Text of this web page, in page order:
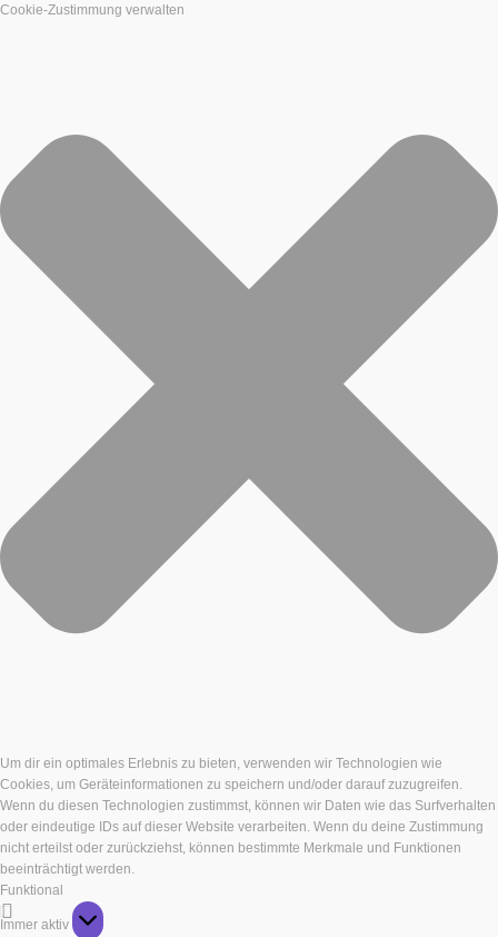
Cookie-Zustimmung verwalten
Um dir ein optimales Erlebnis zu bieten, verwenden wir Technologien wie
Cookies, um Geräteinformationen zu speichern und/oder darauf zuzugreifen.
Wenn du diesen Technologien zustimmst, können wir Daten wie das Surfverhalten
oder eindeutige IDs auf dieser Website verarbeiten. Wenn du deine Zustimmung
nicht erteilst oder zurückziehst, können bestimmte Merkmale und Funktionen
beeinträchtigt werden.
Funktional
Funktional
Immer aktiv